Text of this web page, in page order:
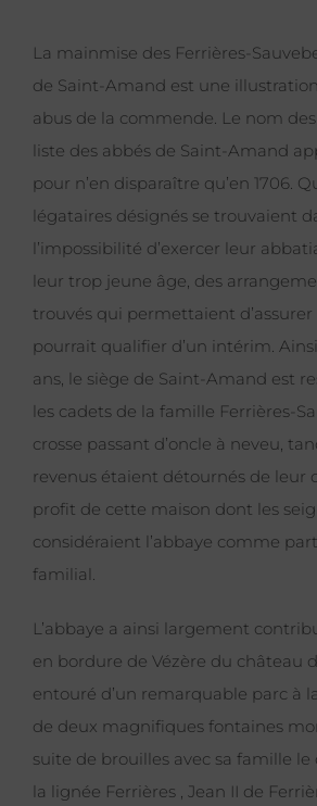
La mainmise des Ferrières-
de Saint-Amand est une
abus de la commende. Le nom
liste des abbés de Saint-Amand
pour n’en disparaître qu’en 1706.
légataires désignés se trouvaient
l’impossibilité d’exercer leur
leur trop jeune âge, des
trouvés qui permettaient d’assurer
pourrait qualifier d’un intérim.
ans, le siège de Saint-Amand est
les cadets de la famille Ferrières-
crosse passant d’oncle à neveu,
revenus étaient détournés de leur
profit de cette maison dont les
considéraient l’abbaye comme
familial.
L’abbaye a ainsi largement
en bordure de Vézère du château
entouré d’un remarquable parc à
de deux magnifiques fontaines
suite de brouilles avec sa famille
la lignée Ferrières , Jean II de